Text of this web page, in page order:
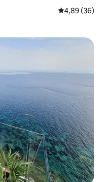
Évaluation
4,89 (36)